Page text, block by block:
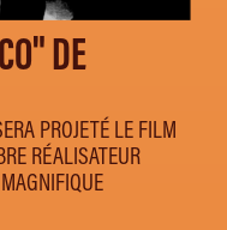
DE
PROJETÉ LE FILM
RÉALISATEUR